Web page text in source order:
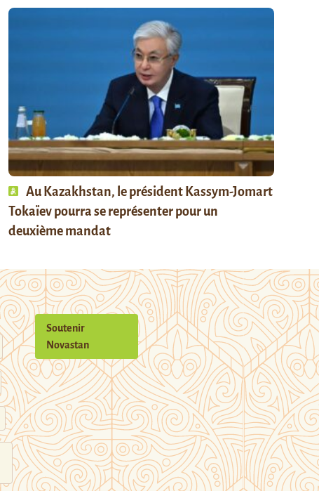
Au Kazakhstan, le président Kassym-Jomart
Tokaïev pourra se représenter pour un
deuxième mandat
Soutenir
Novastan